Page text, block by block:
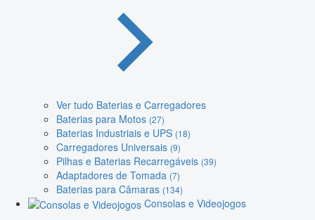
Ver tudo Baterias e Carregadores
Baterias para Motos (27)
Baterias Industriais e UPS (18)
Carregadores Universais (9)
Pilhas e Baterias Recarregáveis (39)
Adaptadores de Tomada (7)
Baterias para Câmaras (134)
Consolas e Videojogos